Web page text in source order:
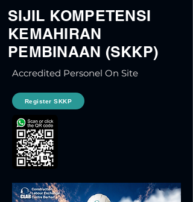
SIJIL KOMPETENSI
KEMAHIRAN
PEMBINAAN (SKKP)
Accredited Personel On Site
Register SKKP